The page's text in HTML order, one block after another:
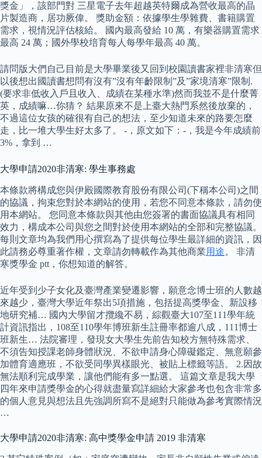
獎金」，該部門對 三星電子去年超越英特爾成為營收最高的晶
片製造商，居功厥偉。 獎助金額：依據學生學雜費、書籍購置
需求，視情況評估核給。 國內最高發給 10 萬，有樂器購置需求
最高 24 萬；國外學校培育每人每學年最高 40 萬。
請問版大們自己目前是大學畢業後又回到校園讀書家裡非清寒但
以後想出國讀書想問有沒有”沒有年齡限制”及”家境清寒”限制.
(要求非低收入戶且收入、成績在某種水準)然而我並不是什麼菁
英，成績嘛…你猜？ 結果原來不是上臺大熱門系然後放棄的，
不過這位女孩的確很有自己的想法，至少知道未來的路要怎麼
走，比一堆大學生好太多了。 -，原文如下：-，我是今年成績前
3%，拿到 …
大學申請2020非清寒: 學生事務處
本條款將構成您與伊殿國際教育股份有限公司(下稱本公司)之間
的協議，拘束您對於本網站的使用，若您不同意本條款，請勿使
用本網站。 您同意本條款與其他由您簽署的書面協議具有相同
效力，構成本公司與您之間對於使用本網站的全部和完整協議。
每則文章均為我們用心撰寫為了提供每位學生最詳細的資訊，因
此請務必尊重著作權，文章請勿轉載作為其他商業用途。 非清
寒獎學金 ptt，你想知道的解答。
近年受到少子女化及臺灣產業變遷影響，願意念博士班的人數越
來越少，臺灣大學近年祭出5項措施，包括提高獎學金、新設移
地研究補… 國內大學留才攬纔不易，綜觀臺大107至111學年統
計資訊指出，108至110學年博班新生註冊率都逾八成，111博士
班新生… 法院審理，發現女大學生先前告知校方無特殊需求、
不須告知授課老師身體狀況、不欲申請身心障礙鑑定、無意願參
加體育適應班，不欲受同學異樣眼光、被貼上標籤等語。 2.因故
無法順利完成學業，讓他們能有多一點選。 這篇文章是我大學
四年來申請獎學金的心得就盡量寫詳細給大家參考也包含非常多
的個人意見與想法且先強調所寫不是絕對只能做為參考實際情況
…
大學申請2020非清寒: 高中獎學金申請 2019 非清寒